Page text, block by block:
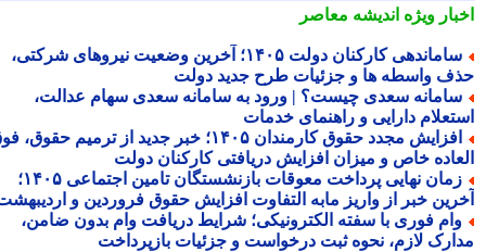
ویژهاندیشه معاصر
ساماندهی کارکنان دولت ۱۴۰۵؛ آخرین وضعیت نیروهای شرکتی،
واسطه ها و جزئیات طرح جدید دولت
سعدی چیست؟ | ورود به سامانه سعدی سهام عدالت،
دارایی و راهنمای خدمات
افزایش مجدد حقوق کارمندان ۱۴۰۵؛ خبر جدید از ترمیم حقوق، فوق
خاص و میزان افزایش دریافتی کارکنان دولت
زمان نهایی پرداخت معوقات بازنشستگان تامین اجتماعی ۱۴۰۵؛
خبر از واریز مابه التفاوت افزایش حقوق فروردین و اردیبهشت
فوری با سفته الکترونیکی؛ شرایط دریافت وام بدون ضامن،
لازم، نحوه ثبت درخواست و جزئیات بازپرداخت